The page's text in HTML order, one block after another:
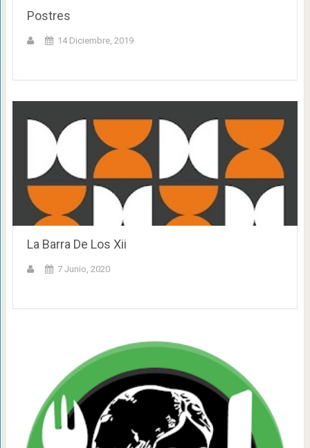
Postres
14 Diciembre, 2019
La Barra De Los Xii
7 Junio, 2020